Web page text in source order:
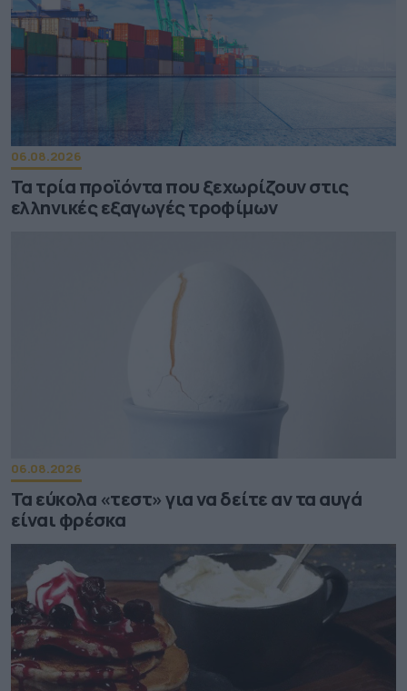
06.08.2026
Τα τρία προϊόντα που ξεχωρίζουν στις
ελληνικές εξαγωγές τροφίμων
06.08.2026
Τα εύκολα «τεστ» για να δείτε αν τα αυγά
είναι φρέσκα